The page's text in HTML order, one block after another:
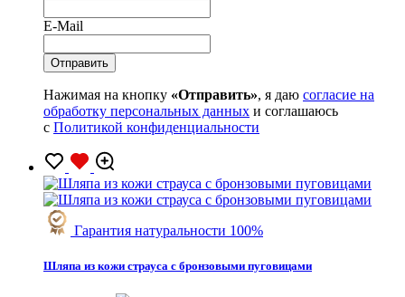
E-Mail
Нажимая на кнопку «Отправить», я даю согласие на
обработку персональных данных и соглашаюсь
с Политикой конфиденциальности
Гарантия натуральности 100%
Шляпа из кожи страуса с бронзовыми пуговицами